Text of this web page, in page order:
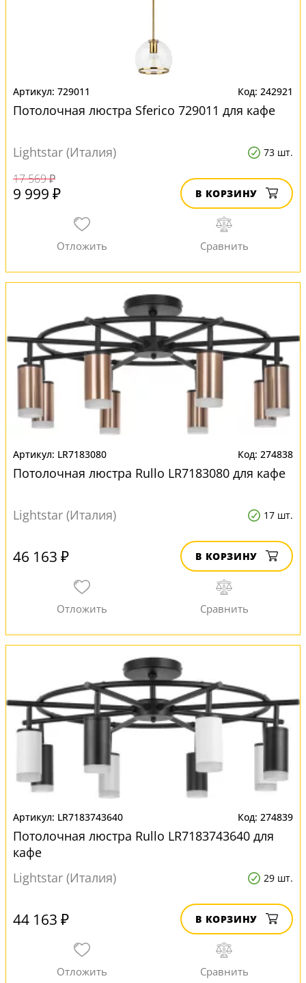
729011 242921
Потолочная люстра Sferico 729011 для кафе
Lightstar (Италия) 73 шт.
17 569 ₽
9 999 ₽ В КОРЗИНУ
LR7183080 274838
Потолочная люстра Rullo LR7183080 для кафе
Lightstar (Италия) 17 шт.
46 163 ₽ В КОРЗИНУ
LR7183743640 274839
Потолочная люстра Rullo LR7183743640 для
кафе
Lightstar (Италия)
29 шт.
44 163 ₽ В КОРЗИНУ